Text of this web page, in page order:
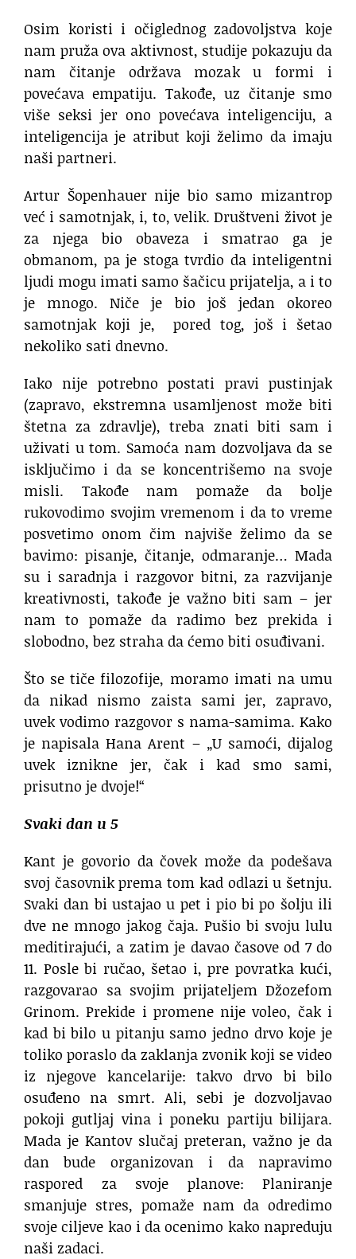
Osim koristi i očiglednog zadovoljstva koje
nam pruža ova aktivnost, studije pokazuju da
nam čitanje održava mozak u formi i
povećava empatiju. Takođe, uz čitanje smo
više seksi jer ono povećava inteligenciju, a
inteligencija je atribut koji želimo da imaju
naši partneri.
Artur Šopenhauer nije bio samo mizantrop
već i samotnjak, i, to, velik. Društveni život je
za njega bio obaveza i smatrao ga je
obmanom, pa je stoga tvrdio da inteligentni
ljudi mogu imati samo šačicu prijatelja, a i to
je mnogo. Niče je bio još jedan okoreo
samotnjak koji je, pored tog, još i šetao
nekoliko sati dnevno.
Iako nije potrebno postati pravi pustinjak
(zapravo, ekstremna usamljenost može biti
štetna za zdravlje), treba znati biti sam i
uživati u tom. Samoća nam dozvoljava da se
isključimo i da se koncentrišemo na svoje
misli. Takođe nam pomaže da bolje
rukovodimo svojim vremenom i da to vreme
posvetimo onom čim najviše želimo da se
bavimo: pisanje, čitanje, odmaranje… Mada
su i saradnja i razgovor bitni, za razvijanje
kreativnosti, takođe je važno biti sam – jer
nam to pomaže da radimo bez prekida i
slobodno, bez straha da ćemo biti osuđivani.
Što se tiče filozofije, moramo imati na umu
da nikad nismo zaista sami jer, zapravo,
uvek vodimo razgovor s nama-samima. Kako
je napisala Hana Arent – „U samoći, dijalog
uvek iznikne jer, čak i kad smo sami,
prisutno je dvoje!“
Svaki dan u 5
Kant je govorio da čovek može da podešava
svoj časovnik prema tom kad odlazi u šetnju.
Svaki dan bi ustajao u pet i pio bi po šolju ili
dve ne mnogo jakog čaja. Pušio bi svoju lulu
meditirajući, a zatim je davao časove od 7 do
11. Posle bi ručao, šetao i, pre povratka kući,
razgovarao sa svojim prijateljem Džozefom
Grinom. Prekide i promene nije voleo, čak i
kad bi bilo u pitanju samo jedno drvo koje je
toliko poraslo da zaklanja zvonik koji se video
iz njegove kancelarije: takvo drvo bi bilo
osuđeno na smrt. Ali, sebi je dozvoljavao
pokoji gutljaj vina i poneku partiju bilijara.
Mada je Kantov slučaj preteran, važno je da
dan bude organizovan i da napravimo
raspored za svoje planove: Planiranje
smanjuje stres, pomaže nam da odredimo
svoje ciljeve kao i da ocenimo kako napreduju
naši zadaci.